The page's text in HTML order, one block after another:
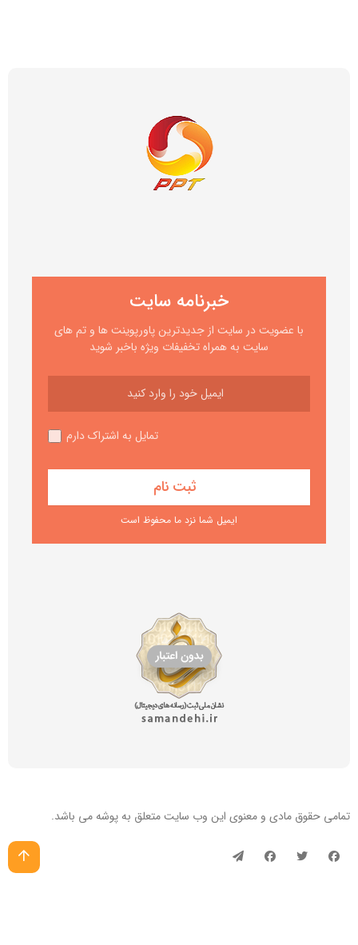
خبرنامه سایت
با عضویت در سایت از جدیدترین پاورپوینت ها و تم های
سایت به همراه تخفیفات ویژه باخبر شوید
تمایل به اشتراک دارم
ایمیل شما نزد ما محفوظ است
تمامی حقوق مادی و معنوی این وب سایتمتعلق به پوشه می باشد.